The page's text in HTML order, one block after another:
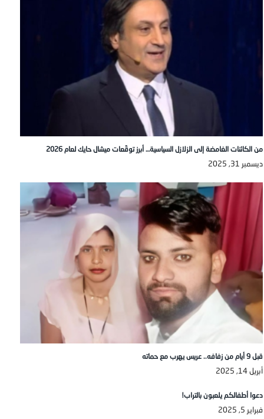
من الكائنات الغامضة إلى الزلازل السياسية… أبرز توقّعات ميشال حايك لعام 2026
ديسمبر 31, 2025
قبل 9 أيام من زفافه.. عريس يهرب مع حماته
أبريل 14, 2025
دعوا أطفالكم يلعبون بالتراب!
فبراير 5, 2025